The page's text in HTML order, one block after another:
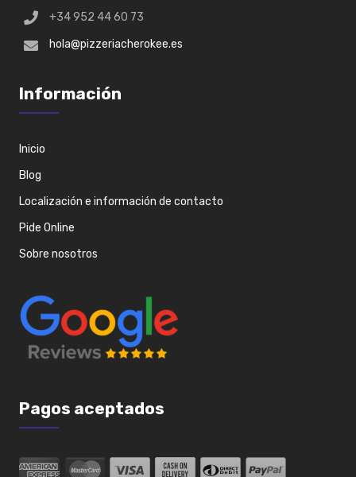
+34 952 44 60 73
hola@pizzeriacherokee.es
Información
Inicio
Blog
Localización e información de contacto
Pide Online
Sobre nosotros
Pagos aceptados